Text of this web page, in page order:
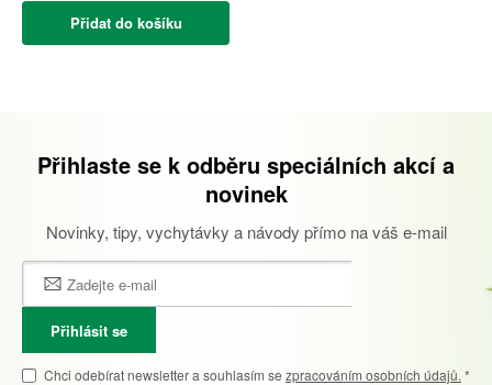
Přidat do košíku
Přihlaste se k odběru speciálních akcí a
novinek
Novinky, tipy, vychytávky a návody přímo na váš e-mail
Přihlásit se
Chci odebírat newsletter a souhlasím se zpracováním osobních údajů. *